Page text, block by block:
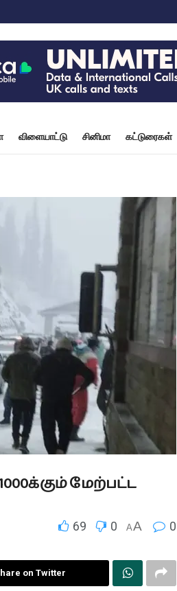
விளையாட்டு சினிமா கட்டுரைகள்
மேற்பட்ட
69 0 AA 0
on Twitter